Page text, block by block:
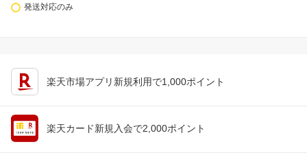
発送対応のみ
楽天市場アプリ新規利用で1,000ポイント
楽天カード新規入会で2,000ポイント